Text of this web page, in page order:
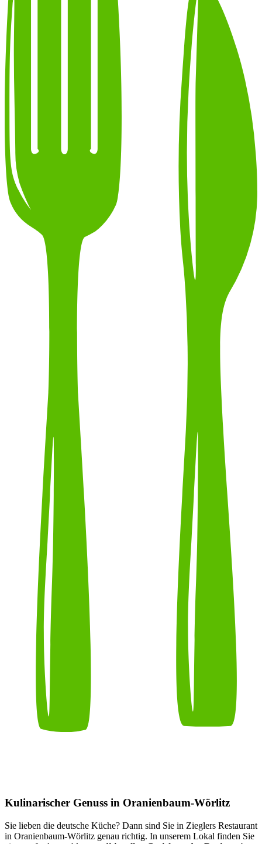
Kulinarischer Genuss in Oranienbaum-Wörlitz
Sie lieben die deutsche Küche? Dann sind Sie in Zieglers Restaurant
in Oranienbaum-Wörlitz genau richtig. In unserem Lokal finden Sie